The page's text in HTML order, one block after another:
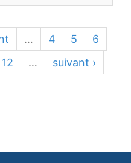
… 4 5
6
12 …
suivant ›